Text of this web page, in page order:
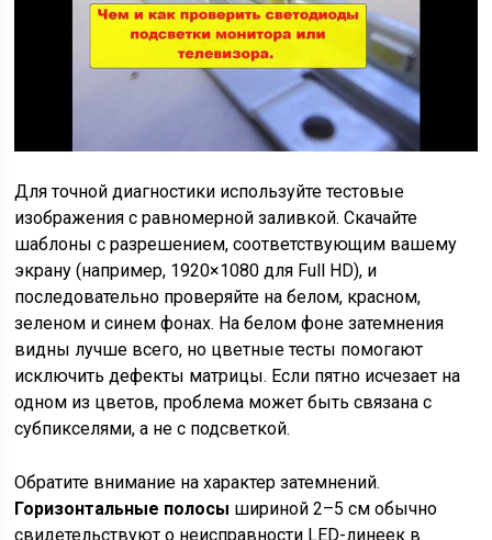
Для точной диагностики используйте тестовые
изображения с равномерной заливкой. Скачайте
шаблоны с разрешением, соответствующим вашему
экрану (например, 1920×1080 для Full HD), и
последовательно проверяйте на белом, красном,
зеленом и синем фонах. На белом фоне затемнения
видны лучше всего, но цветные тесты помогают
исключить дефекты матрицы. Если пятно исчезает на
одном из цветов, проблема может быть связана с
субпикселями, а не с подсветкой.
Обратите внимание на характер затемнений.
Горизонтальные полосы шириной 2–5 см обычно
свидетельствуют о неисправности LED-линеек в